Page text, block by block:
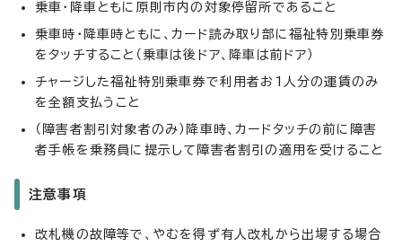
乗車・降車ともに原則市内の対象停留所であること
乗車時・降車時ともに、カード読み取り部に福祉特別乗車券
をタッチすること（乗車は後ドア、降車は前ドア）
チャージした福祉特別乗車券で利用者お1人分の運賃のみ
を全額支払うこと
（障害者割引対象者のみ）降車時、カードタッチの前に障害
者手帳を乗務員に提示して障害者割引の適用を受けること
注意事項
改札機の故障等で、やむを得ず有人改札から出場する場合